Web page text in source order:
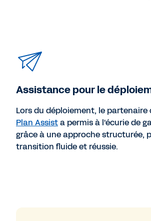
Assistance pour le
Lors du déploiement, le partenaire
Plan Assista permis à l'écurie de
grâce à une approche structurée,
transition fluide et réussie.